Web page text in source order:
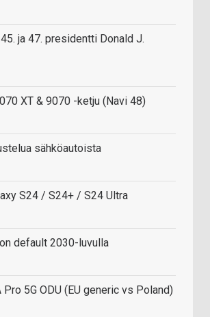
ja 47. presidentti Donald J.
XT & 9070 -ketju (Navi 48)
sähköautoista
S24 / S24+ / S24 Ultra
default 2030-luvulla
Pro 5G ODU (EU generic vs Poland)